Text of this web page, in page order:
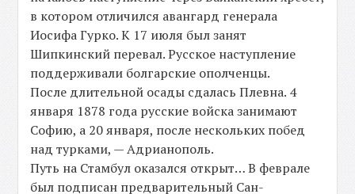
в котором отличился авангард генерала
Иосифа Гурко. К 17 июля был занят
Шипкинский перевал. Русское наступление
поддерживали болгарские ополченцы.
После длительной осады сдалась Плевна. 4
января 1878 года русские войска занимают
Софию, а 20 января, после нескольких побед
над турками, — Адрианополь.
Путь на Стамбул оказался открыт… В феврале
был подписан предварительный Сан-